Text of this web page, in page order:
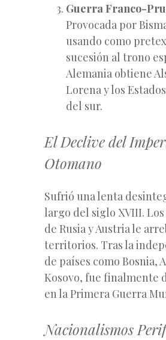
Guerra Franco-
Provocada por
usando como
sucesión al trono
Alemania obtiene
Lorena y los
del sur.
El Declive del
Otomano
Sufrió una lenta
largo del siglo XVIII.
de Rusia y Austria le
territorios. Tras la
de países como Bosnia,
Kosovo, fue finalmente
en la Primera Guerra
Nacionalismos